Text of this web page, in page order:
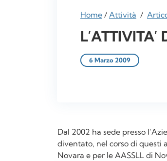
Home /Attività /
6 Marzo 2009
Dal 2002 ha sede presso
diventato, nel corso di questi
Novara e per le AASSLL di